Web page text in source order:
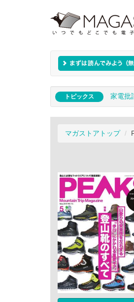
トピックス 家電批
マガストアトップ